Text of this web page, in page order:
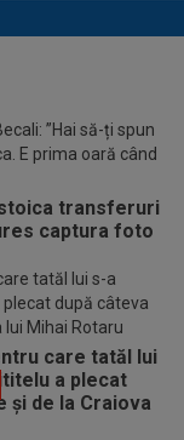
”Hai să-ți spun
E prima oară când
tatăl lui s-a
după câteva
lui Mihai Rotaru